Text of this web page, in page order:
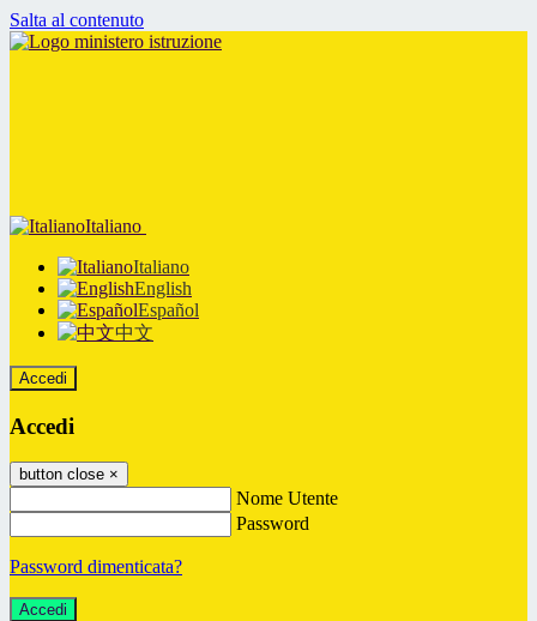
Salta al contenuto
Italiano
Italiano
English
Español
中文
Accedi
Accedi
button close ×
Nome Utente
Password
Password dimenticata?